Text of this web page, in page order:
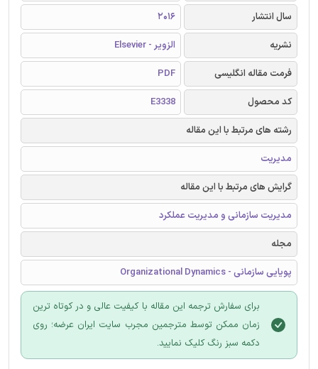
سال انتشار
2016
نشریه
الزویر - Elsevier
فرمت مقاله انگلیسی
PDF
کد محصول
E3338
رشته های مرتبط با این مقاله
مدیریت
گرایش های مرتبط با این مقاله
مدیریت سازمانی و مدیریت عملکرد
مجله
پویایی سازمانی - Organizational Dynamics
برای سفارش ترجمه این مقاله با کیفیت عالی و در کوتاه ترین
زمان ممکن توسط مترجمین مجرب سایت ایران عرضه؛ روی
دکمه سبز رنگ کلیک نمایید.